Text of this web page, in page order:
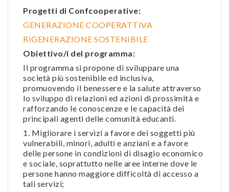
Progetti di Confcooperative:
GENERAZIONE COOPERATTIVA
RIGENERAZIONE SOSTENIBILE
Obiettivo/i del programma:
Il programma si propone di sviluppare una
società più sostenibile ed inclusiva,
promuovendo il benessere e la salute attraverso
lo sviluppo di relazioni ed azioni di prossimità e
rafforzando le conoscenze e le capacità dei
principali agenti delle comunità educanti.
1. Migliorare i servizi a favore dei soggetti più
vulnerabili, minori, adulti e anziani e a favore
delle persone in condizioni di disagio economico
e sociale, soprattutto nelle aree interne dove le
persone hanno maggiore difficoltà di accesso a
tali servizi;